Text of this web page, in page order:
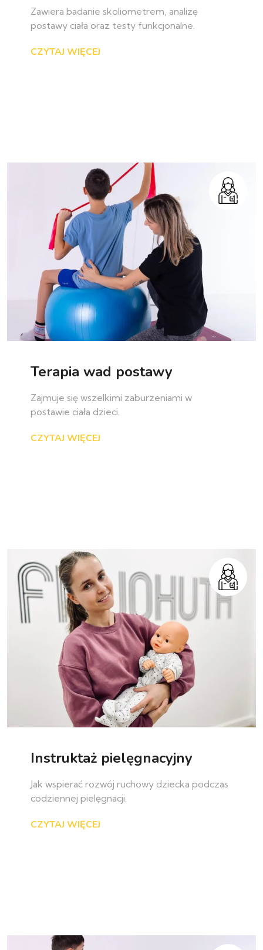
Zawiera badanie skoliometrem, analizę
postawy ciała oraz testy funkcjonalne.
CZYTAJ WIĘCEJ
Terapia wad postawy
Zajmuje się wszelkimi zaburzeniami w
postawie ciała dzieci.
CZYTAJ WIĘCEJ
Instruktaż pielęgnacyjny
Jak wspierać rozwój ruchowy dziecka podczas
codziennej pielęgnacji.
CZYTAJ WIĘCEJ